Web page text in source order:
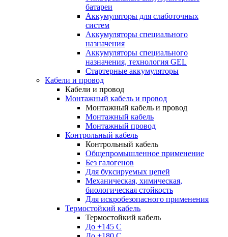
батареи
Аккумуляторы для слаботочных
систем
Аккумуляторы специального
назначения
Аккумуляторы специального
назначения, технология GEL
Стартерные аккумуляторы
Кабели и провод
Кабели и провод
Монтажный кабель и провод
Монтажный кабель и провод
Монтажный кабель
Монтажный провод
Контрольный кабель
Контрольный кабель
Общепромышленное применение
Без галогенов
Для буксируемых цепей
Механическая, химическая,
биологическая стойкость
Для искробезопасного применения
Термостойкий кабель
Термостойкий кабель
До +145 С